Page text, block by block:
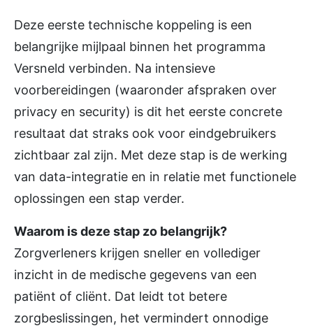
Deze eerste technische koppeling is een
belangrijke mijlpaal binnen het programma
Versneld verbinden. Na intensieve
voorbereidingen (waaronder afspraken over
privacy en security) is dit het eerste concrete
resultaat dat straks ook voor eindgebruikers
zichtbaar zal zijn. Met deze stap is de werking
van data-integratie en in relatie met functionele
oplossingen een stap verder.
Waarom is deze stap zo belangrijk?
Zorgverleners krijgen sneller en vollediger
inzicht in de medische gegevens van een
patiënt of cliënt. Dat leidt tot betere
zorgbeslissingen, het vermindert onnodige